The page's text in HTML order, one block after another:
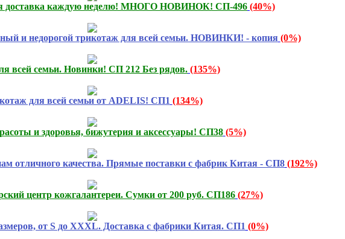
доставка каждую неделю! МНОГО НОВИНОК! СП-496 (40%)
и недорогой трикотаж для всей семьи. НОВИНКИ! - копия (0%)
всей семьи. Новинки! СП 212 Без рядов. (135%)
для всей семьи от ADELIS! СП1 (134%)
и здоровья, бижутерия и аксессуары! СП38 (5%)
отличного качества. Прямые поставки с фабрик Китая - СП8 (192%)
центр кожгалантереи. Сумки от 200 руб. СП186 (27%)
от S до XXXL. Доставка с фабрики Китая. СП1 (0%)